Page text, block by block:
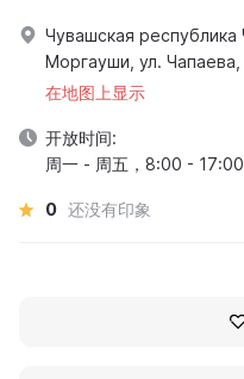
Чувашская
Моргауши, ул. Чапаева,
在地图上显示
开放时间:
周一 - 周五，8:00 - 17:00
0 还没有印象